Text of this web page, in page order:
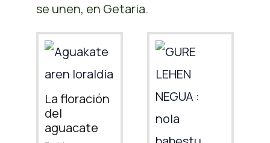
se unen, en Getaria.
La floración
del
aguacate